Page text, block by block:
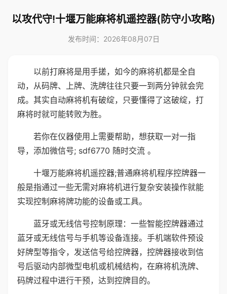
以攻代守!十堰万能麻将机遥控器(防守小攻略)
发布时间：2026年08月07日
以前打麻将是用手搓，如今的麻将机都是全自
动，从码牌、上牌、洗牌往往只要一到两分钟就会完
成。其实自动麻将机有破绽，只要懂得了这破绽，打
麻将时就可能转败为胜。
若你在仪器使用上需要帮助，想获取一对一指
导，添加微信号; sdf6770 随时交流 。
十堰万能麻将机遥控器;普通麻将机程序控牌器一
般是指通过一些无需对麻将机进行复杂安装操作就能
实现控制麻将牌功能的设备或工具。
蓝牙或无线信号控制原理：一些智能控牌器通过
蓝牙或无线信号与手机等设备连接。手机端软件预设
好牌型等指令，发送信号给控牌器，控牌器接收到信
号后驱动内部微型电机或机械结构，在麻将机洗牌、
码牌过程中进行干预，达到控牌目的。